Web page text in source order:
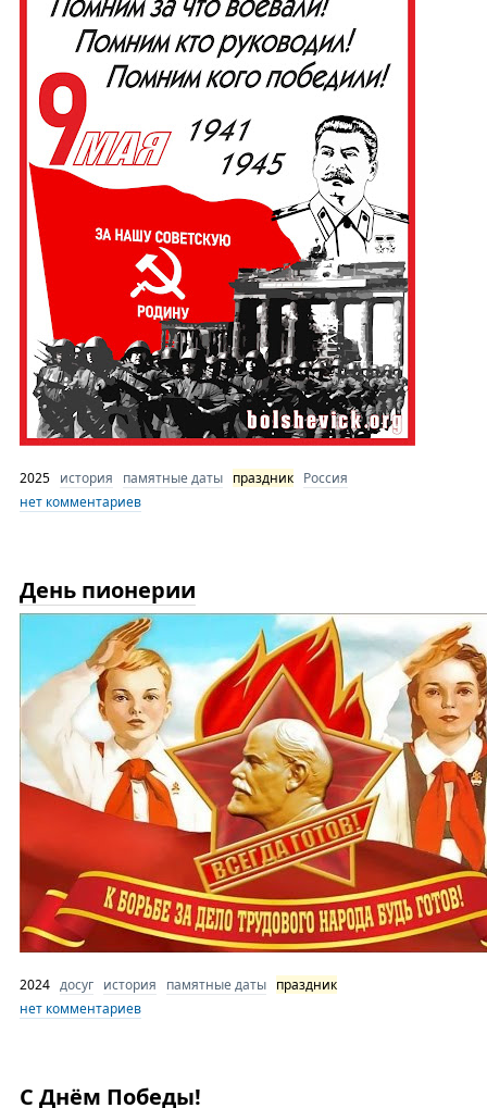
2025 история памятные даты праздник Россия
нет комментариев
День пионерии
2024 досуг история памятные даты праздник
нет комментариев
С Днём Победы!